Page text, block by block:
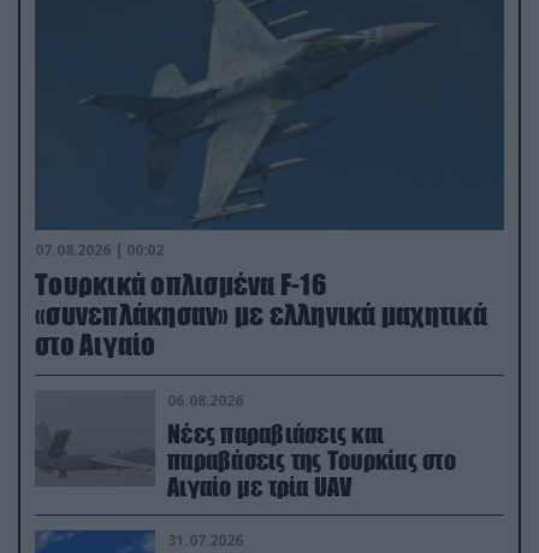
07.08.2026 | 00:02
Τουρκικά οπλισμένα F-16
«συνεπλάκησαν» με ελληνικά μαχητικά
στο Αιγαίο
06.08.2026
Νέες παραβιάσεις και
παραβάσεις της Τουρκίας στο
Αιγαίο με τρία UAV
31.07.2026